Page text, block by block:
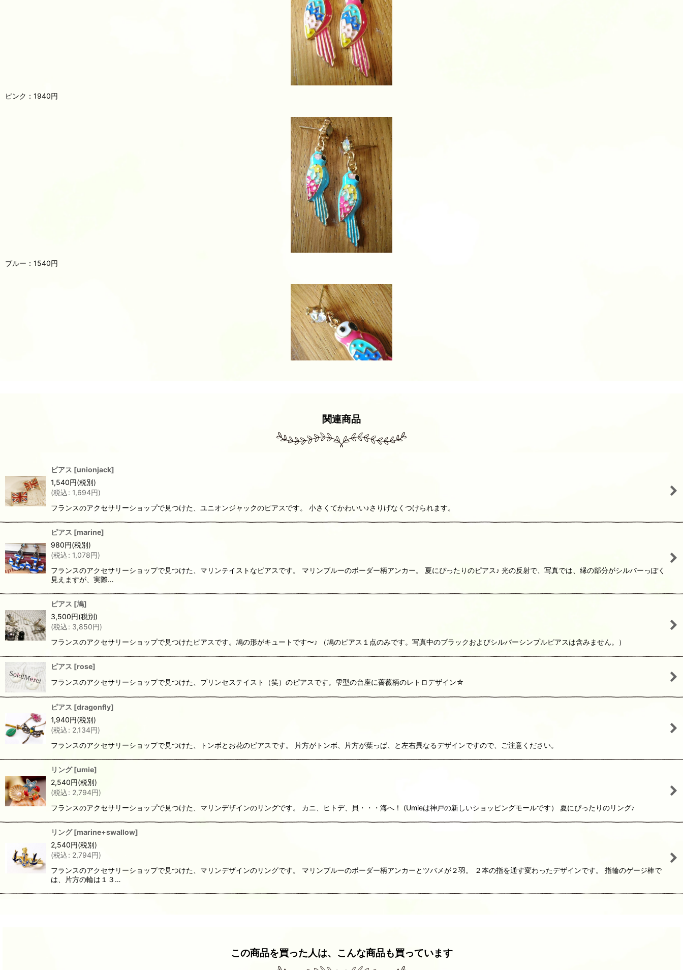
ピンク：1940円
ブルー：1540円
関連商品
ピアス [unionjack]
1,540円(税別)
(税込: 1,694円)
フランスのアクセサリーショップで見つけた、ユニオンジャックのピアスです。 小さくてかわいい♪さりげなくつけられます。
ピアス [marine]
980円(税別)
(税込: 1,078円)
フランスのアクセサリーショップで見つけた、マリンテイストなピアスです。 マリンブルーのボーダー柄アンカー。 夏にぴったりのピアス♪ 光の反射で、写真では、縁の部分がシルバーっぽく
見えますが、実際…
ピアス [鳩]
3,500円(税別)
(税込: 3,850円)
フランスのアクセサリーショップで見つけたピアスです。鳩の形がキュートです〜♪ （鳩のピアス１点のみです。写真中のブラックおよびシルバーシンプルピアスは含みません。）
ピアス [rose]
フランスのアクセサリーショップで見つけた、プリンセステイスト（笑）のピアスです。雫型の台座に薔薇柄のレトロデザイン☆
ピアス [dragonfly]
1,940円(税別)
(税込: 2,134円)
フランスのアクセサリーショップで見つけた、トンボとお花のピアスです。 片方がトンボ、片方が葉っぱ、と左右異なるデザインですので、ご注意ください。
リング [umie]
2,540円(税別)
(税込: 2,794円)
フランスのアクセサリーショップで見つけた、マリンデザインのリングです。 カニ、ヒトデ、貝・・・海へ！ (Umieは神戸の新しいショッピングモールです） 夏にぴったりのリング♪
リング [marine+swallow]
2,540円(税別)
(税込: 2,794円)
フランスのアクセサリーショップで見つけた、マリンデザインのリングです。 マリンブルーのボーダー柄アンカーとツバメが２羽。 ２本の指を通す変わったデザインです。 指輪のゲージ棒で
は、片方の輪は１３…
この商品を買った人は、こんな商品も買っています